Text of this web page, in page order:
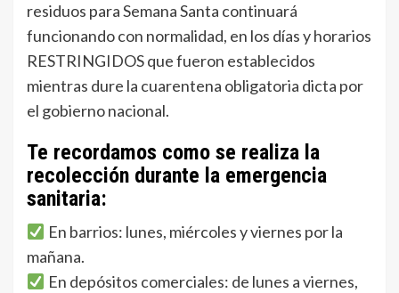
residuos para Semana Santa continuará
funcionando con normalidad, en los días y horarios
RESTRINGIDOS que fueron establecidos
mientras dure la cuarentena obligatoria dicta por
el gobierno nacional.
Te recordamos como se realiza la
recolección durante la emergencia
sanitaria:
En barrios: lunes, miércoles y viernes por la
mañana.
En depósitos comerciales: de lunes a viernes,